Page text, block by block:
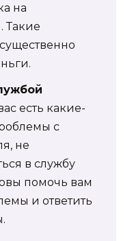
на
Такие
есть какие-
с
не
в службу
помочь вам
и ответить